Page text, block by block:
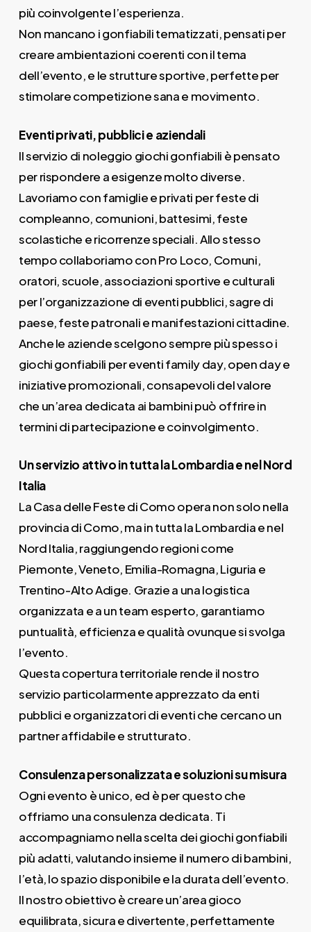
più coinvolgente l’esperienza.
Non mancano i gonfiabili tematizzati, pensati per
creare ambientazioni coerenti con il tema
dell’evento, e le strutture sportive, perfette per
stimolare competizione sana e movimento.
Eventi privati, pubblici e aziendali
Il servizio di noleggio giochi gonfiabili è pensato
per rispondere a esigenze molto diverse.
Lavoriamo con famiglie e privati per feste di
compleanno, comunioni, battesimi, feste
scolastiche e ricorrenze speciali. Allo stesso
tempo collaboriamo con Pro Loco, Comuni,
oratori, scuole, associazioni sportive e culturali
per l’organizzazione di eventi pubblici, sagre di
paese, feste patronali e manifestazioni cittadine.
Anche le aziende scelgono sempre più spesso i
giochi gonfiabili per eventi family day, open day e
iniziative promozionali, consapevoli del valore
che un’area dedicata ai bambini può offrire in
termini di partecipazione e coinvolgimento.
Un servizio attivo in tutta la Lombardia e nel Nord
Italia
La Casa delle Feste di Como opera non solo nella
provincia di Como, ma in tutta la Lombardia e nel
Nord Italia, raggiungendo regioni come
Piemonte, Veneto, Emilia-Romagna, Liguria e
Trentino-Alto Adige. Grazie a una logistica
organizzata e a un team esperto, garantiamo
puntualità, efficienza e qualità ovunque si svolga
l’evento.
Questa copertura territoriale rende il nostro
servizio particolarmente apprezzato da enti
pubblici e organizzatori di eventi che cercano un
partner affidabile e strutturato.
Consulenza personalizzata e soluzioni su misura
Ogni evento è unico, ed è per questo che
offriamo una consulenza dedicata. Ti
accompagniamo nella scelta dei giochi gonfiabili
più adatti, valutando insieme il numero di bambini,
l’età, lo spazio disponibile e la durata dell’evento.
Il nostro obiettivo è creare un’area gioco
equilibrata, sicura e divertente, perfettamente